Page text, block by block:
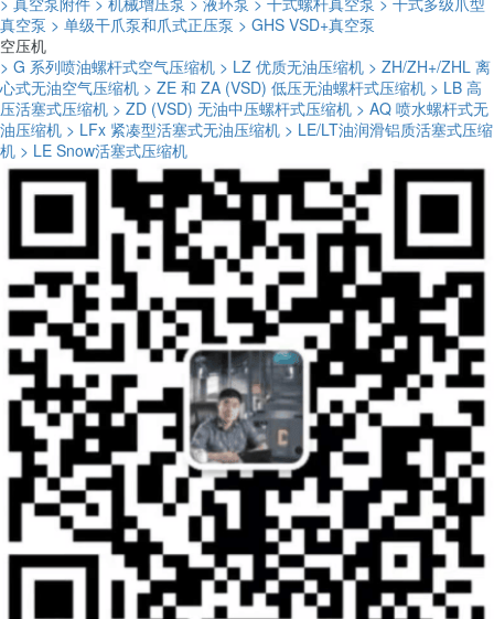
真空泵 > 单级干爪泵和爪式正压泵 > GHS VSD+真空泵
空压机
> G 系列喷油螺杆式空气压缩机 > LZ 优质无油压缩机 > ZH/ZH+/ZHL 离
心式无油空气压缩机 > ZE 和 ZA (VSD) 低压无油螺杆式压缩机 > LB 高
压活塞式压缩机 > ZD (VSD) 无油中压螺杆式压缩机 > AQ 喷水螺杆式无
油压缩机 > LFx 紧凑型活塞式无油压缩机 > LE/LT油润滑铝质活塞式压缩
机 > LE Snow活塞式压缩机